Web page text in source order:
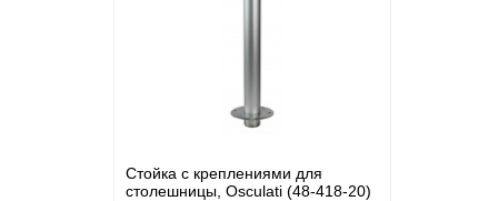
Стойка с креплениями для
столешницы, Osculati (48-418-20)